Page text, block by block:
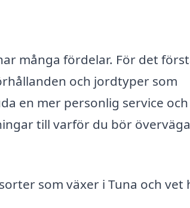
många fördelar. För det
och jordtyper som
en mer personlig service och
till varför du bör
som växer i Tuna och vet